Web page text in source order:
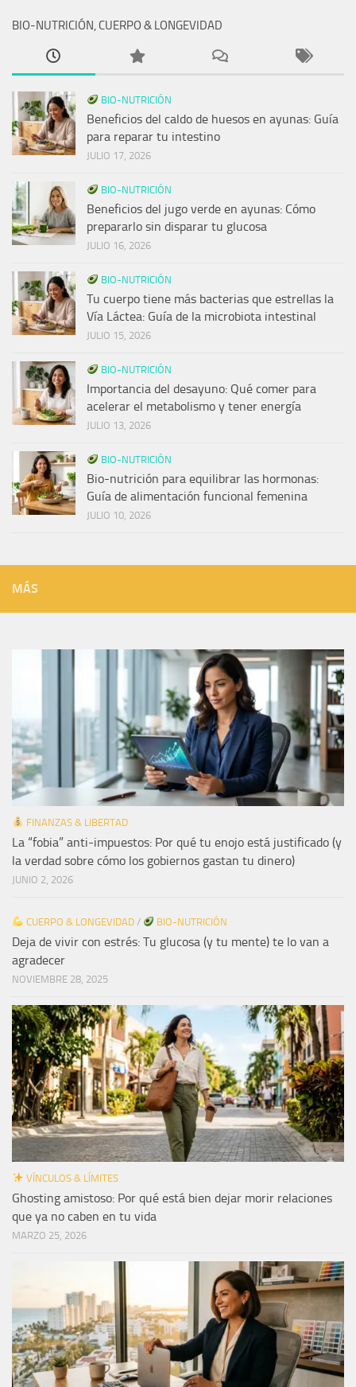
BIO-NUTRICIÓN, CUERPO & LONGEVIDAD
BIO-NUTRICIÓN
Beneficios del caldo de huesos en ayunas: Guía
para reparar tu intestino
JULIO 17, 2026
BIO-NUTRICIÓN
Beneficios del jugo verde en ayunas: Cómo
prepararlo sin disparar tu glucosa
JULIO 16, 2026
BIO-NUTRICIÓN
Tu cuerpo tiene más bacterias que estrellas la
Vía Láctea: Guía de la microbiota intestinal
JULIO 15, 2026
BIO-NUTRICIÓN
Importancia del desayuno: Qué comer para
acelerar el metabolismo y tener energía
JULIO 13, 2026
BIO-NUTRICIÓN
Bio-nutrición para equilibrar las hormonas:
Guía de alimentación funcional femenina
JULIO 10, 2026
MÁS
FINANZAS & LIBERTAD
La “fobia” anti-impuestos: Por qué tu enojo está justificado (y
la verdad sobre cómo los gobiernos gastan tu dinero)
JUNIO 2, 2026
CUERPO & LONGEVIDAD/ BIO-NUTRICIÓN
Deja de vivir con estrés: Tu glucosa (y tu mente) te lo van a
agradecer
NOVIEMBRE 28, 2025
VÍNCULOS & LÍMITES
Ghosting amistoso: Por qué está bien dejar morir relaciones
que ya no caben en tu vida
MARZO 25, 2026